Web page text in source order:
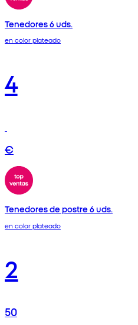
Tenedores 6 uds.
en color plateado
4
€
Tenedores de postre 6 uds.
en color plateado
2
50